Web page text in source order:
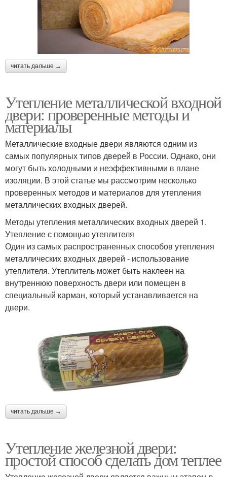
читать дальше →
Утепление металлической входной
двери: проверенные методы и
материалы
Металлические входные двери являются одним из
самых популярных типов дверей в России. Однако, они
могут быть холодными и неэффективными в плане
изоляции. В этой статье мы рассмотрим несколько
проверенных методов и материалов для утепления
металлических входных дверей.
Методы утепления металлических входных дверей 1.
Утепление с помощью утеплителя
Один из самых распространенных способов утепления
металлических входных дверей - использование
утеплителя. Утеплитель может быть наклеен на
внутреннюю поверхность двери или помещен в
специальный карман, который устанавливается на
двери.
читать дальше →
Утепление железной двери:
простой способ сделать дом теплее